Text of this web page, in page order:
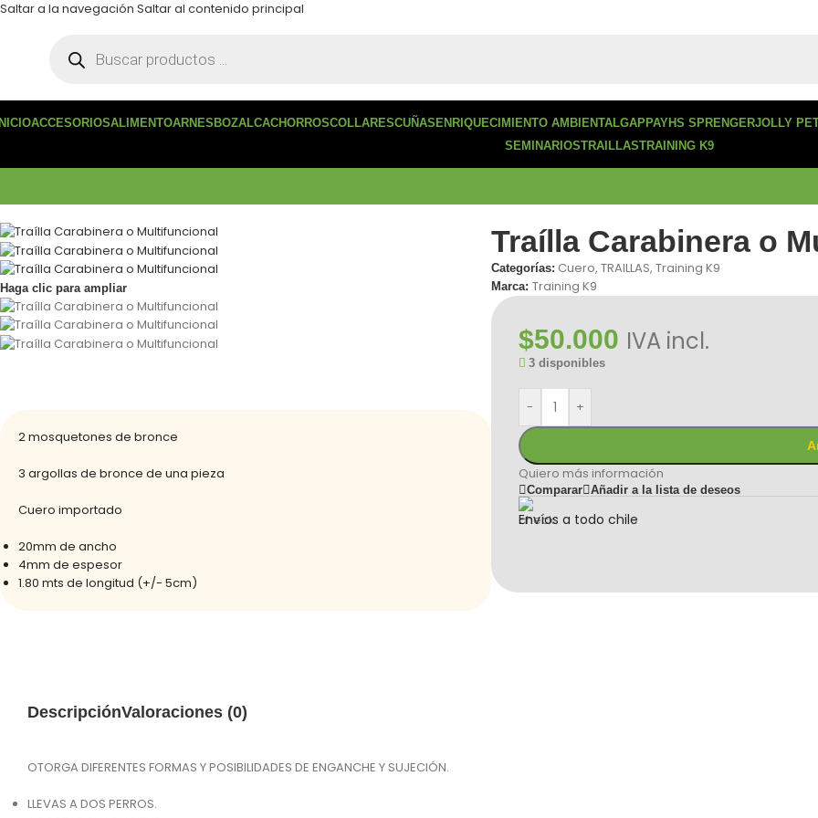
Saltar a la navegación Saltar al contenido principal
ACCESORIOSALIMENTOARNES BOZALCACHORROSCOLLARESCUÑAS ENRIQUECIMIENTO AMBIENTALGAPPAYHS SPRENGERJOLLY
SEMINARIOSTRAILLASTRAINING K9
Haga clic para ampliar
2 mosquetones de bronce
3 argollas de bronce de una pieza
Cuero importado
20mm de ancho
4mm de espesor
1.80 mts de longitud (+/- 5cm)
Traílla Carabinera o
Categorías: Cuero, TRAILLAS, Training K9
Marca: Training K9
$50.000 IVA incl.
3 disponibles
- +
Quiero más información
Comparar Añadir a la lista de deseos
Envíos a todo chile
DescripciónValoraciones (0)
OTORGA DIFERENTES FORMAS Y POSIBILIDADES DE ENGANCHE Y SUJECIÓN.
LLEVAS A DOS PERROS.